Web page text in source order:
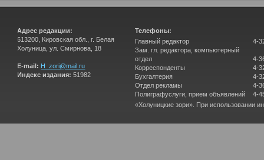
Адрес редакции:
613200, Кировская обл., г. Белая
Холуница, ул. Смирнова, 18
E-mail: H_zori@mail.ru
Индекс издания: 51982
Телефоны:
Главный редактор
Зам. гл. редактора, компьютерный
отдел
Корреспонденты
Бухгалтерия
Отдел рекламы
Полиграфуслуги, прием объявлений
4-
4-
4-
4-
4-
4-
«Холуницкие зори». При использовании